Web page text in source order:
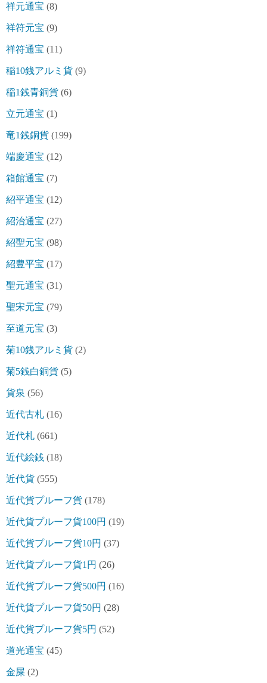
祥元通宝 (8)
祥符元宝 (9)
祥符通宝 (11)
稲10銭アルミ貨 (9)
稲1銭青銅貨 (6)
立元通宝 (1)
竜1銭銅貨 (199)
端慶通宝 (12)
箱館通宝 (7)
紹平通宝 (12)
紹治通宝 (27)
紹聖元宝 (98)
紹豊平宝 (17)
聖元通宝 (31)
聖宋元宝 (79)
至道元宝 (3)
菊10銭アルミ貨 (2)
菊5銭白銅貨 (5)
貨泉 (56)
近代古札 (16)
近代札 (661)
近代絵銭 (18)
近代貨 (555)
近代貨プルーフ貨 (178)
近代貨プルーフ貨100円 (19)
近代貨プルーフ貨10円 (37)
近代貨プルーフ貨1円 (26)
近代貨プルーフ貨500円 (16)
近代貨プルーフ貨50円 (28)
近代貨プルーフ貨5円 (52)
道光通宝 (45)
金屎 (2)